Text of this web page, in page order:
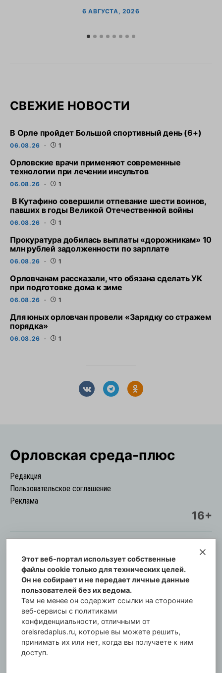
6 АВГУСТА, 2026
СВЕЖИЕ НОВОСТИ
В Орле пройдет Большой спортивный день (6+)
06.08.26 1
Орловские врачи применяют современные
технологии при лечении инсультов
06.08.26 1
В Кутафино совершили отпевание шести воинов,
павших в годы Великой Отечественной войны
06.08.26 1
Прокуратура добилась выплаты «дорожникам» 10
млн рублей задолженности по зарплате
06.08.26 1
Орловчанам рассказали, что обязана сделать УК
при подготовке дома к зиме
06.08.26 1
Для юных орловчан провели «Зарядку со стражем
порядка»
06.08.26 1
Орловская cреда-плюс
Редакция
Пользовательское соглашение
Реклама
16+
© Информационный городской портал
Орловская cреда-плюс, 2021-2026
Свидетельство о регистрации СМИ: ПИ №57-
00254 от 29 октября 2013 г.
Газета зарегистрирована Управлением
Федеральной службы по надзору в сфере связи,
информационных технологий и массовых
коммуникаций по Орловской области.
Главный редактор: Татьяна Филёва
Этот веб-портал использует собственные
файлы cookie только для технических целей.
Он не собирает и не передает личные данные
пользователей без их ведома.
Тем не менее он содержит ссылки на сторонние
веб-сервисы с политиками
конфиденциальности, отличными от
orelsredaplus.ru, которые вы можете решить,
принимать их или нет, когда вы получаете к ним
доступ.